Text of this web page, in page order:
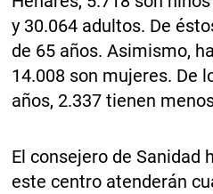
y 30.064 adultos. De
de 65 años. Asimismo,
14.008 son mujeres. De
años, 2.337 tienen
El consejero de Sanidad
este centro atenderán